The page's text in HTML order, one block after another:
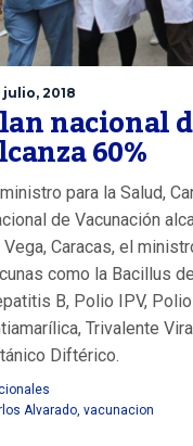
julio, 2018
nacional
60%
para la Salud,
de Vacunación
Vega, Caracas, el
como la Bacillus
B, Polio IPV,
Trivalente
Diftérico.
Alvarado, vacunacion